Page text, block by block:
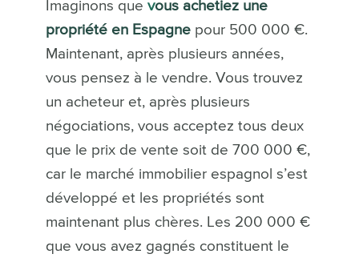
Imaginons que vous achetiez une
propriété en Espagnepour 500 000 €.
Maintenant, après plusieurs années,
vous pensez à le vendre. Vous trouvez
un acheteur et, après plusieurs
négociations, vous acceptez tous deux
que le prix de vente soit de 700 000 €,
car le marché immobilier espagnol s’est
développé et les propriétés sont
maintenant plus chères. Les 200 000 €
que vous avez gagnés constituent le